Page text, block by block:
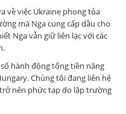
về việc Ukraine phong tỏa
mà Nga cung cấp dầu cho
Nga vẫn giữ liên lạc với các
hành động tống tiền năng
Chúng tôi đang liên hệ
nên phức tạp do lập trường